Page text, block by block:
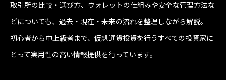
取引所の比較・選び方、ウォレットの仕組みや安全な管理方法な
どについても、過去・現在・未来の流れを整理しながら解説。
初心者から中上級者まで、仮想通貨投資を行うすべての投資家に
とって実用性の高い情報提供を行っています。